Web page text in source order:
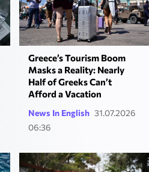
Greece’s Tourism Boom
Masks a Reality: Nearly
Half of Greeks Can’t
Afford a Vacation
News In English 31.07.2026
06:36